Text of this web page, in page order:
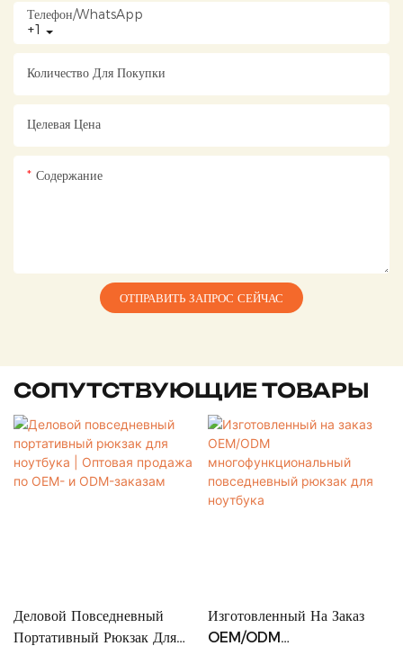
+1
Телефон/WhatsApp
Количество Для Покупки
Целевая Цена
Содержание
ОТПРАВИТЬ ЗАПРОС СЕЙЧАС
СОПУТСТВУЮЩИЕ ТОВАРЫ
Деловой Повседневный
Портативный Рюкзак Для
Изготовленный На Заказ
OEM/ODM